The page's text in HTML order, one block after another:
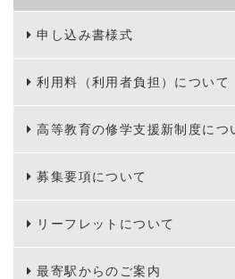
申し込み書様式
利用料（利用者負担）について
高等教育の修学支援新制度につ
募集要項について
リーフレットについて
最寄駅からのご案内